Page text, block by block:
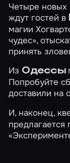
Четыре новых
ждут гостей в
магии
чудес»,
принять
Из Одессы
Попробуйте
доставили на
И, наконец,
предлагается